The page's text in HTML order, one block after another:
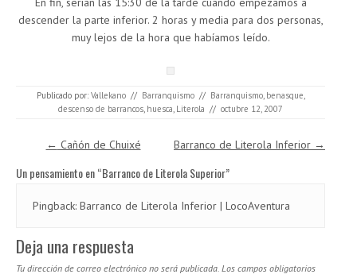
descender la parte inferior. 2 horas y media para dos personas,
muy lejos de la hora que habíamos leído.
Publicado por: Vallekano // Barranquismo // Barranquismo, benasque,
descenso de barrancos, huesca, Literola // octubre 12, 2007
Navegación de entradas
← Cañón de Chuixé Barranco de Literola Inferior →
Un pensamiento en “Barranco de Literola Superior”
Pingback: Barranco de Literola Inferior | LocoAventura
Deja una respuesta
Tu dirección de correo electrónico no será publicada. Los campos obligatorios